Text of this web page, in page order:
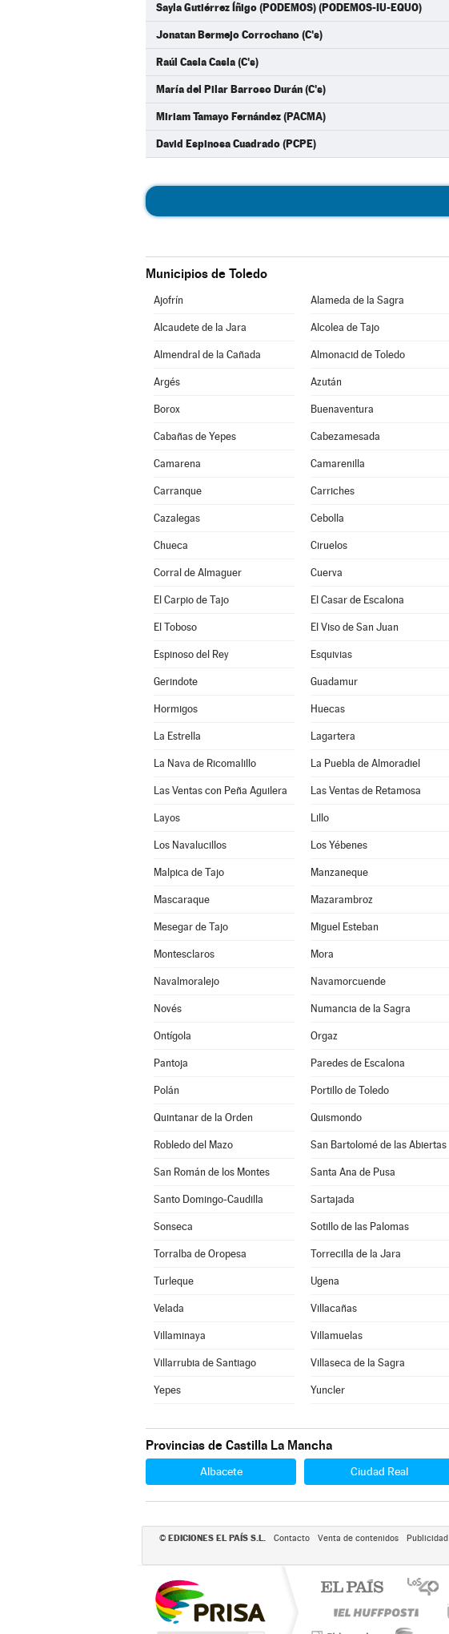
Sayla Gutiérrez Íñigo (PODEMOS) (PODEMOS-IU-EQUO)
Jonatan Bermejo Corrochano (C's)
Raúl Casla Casla (C's)
María del Pilar Barroso Durán (C's)
Miriam Tamayo Fernández (PACMA)
David Espinosa Cuadrado (PCPE)
Municipios de Toledo
Ajofrín Alameda de la Sagra
Alcaudete de la Jara Alcolea de Tajo
Almendral de la Cañada Almonacid de Toledo
Argés Azután
Borox Buenaventura
Cabañas de Yepes Cabezamesada
Camarena Camarenilla
Carranque Carriches
Cazalegas Cebolla
Chueca Ciruelos
Corral de Almaguer Cuerva
El Carpio de Tajo El Casar de Escalona
El Toboso El Viso de San Juan
Espinoso del Rey Esquivias
Gerindote Guadamur
Hormigos Huecas
La Estrella Lagartera
La Nava de Ricomalillo La Puebla de Almoradiel
Las Ventas con Peña Aguilera Las Ventas de Retamosa
Layos Lillo
Los Navalucillos Los Yébenes
Malpica de Tajo Manzaneque
Mascaraque Mazarambroz
Mesegar de Tajo Miguel Esteban
Montesclaros Mora
Navalmoralejo Navamorcuende
Novés Numancia de la Sagra
Ontígola Orgaz
Pantoja Paredes de Escalona
Polán Portillo de Toledo
Quintanar de la Orden Quismondo
Robledo del Mazo San Bartolomé de las Abiertas
San Román de los Montes Santa Ana de Pusa
Santo Domingo-Caudilla Sartajada
Sonseca Sotillo de las Palomas
Torralba de Oropesa Torrecilla de la Jara
Turleque Ugena
Velada Villacañas
Villaminaya Villamuelas
Villarrubia de Santiago Villaseca de la Sagra
Yepes Yuncler
Provincias de Castilla La Mancha
Albacete Ciudad Real
© EDICIONES EL PAÍS S.L. Contacto Venta de contenidos Publicidad